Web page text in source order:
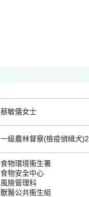
蔡敏儀女士
一級農林督察(檢疫偵緝犬)2
食物環境衞生署
食物安全中心
風險管理科
獸醫公共衞生組